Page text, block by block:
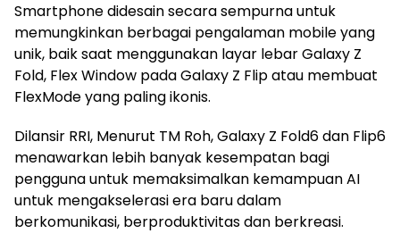
Smartphone didesain secara sempurna untuk
memungkinkan berbagai pengalaman mobile yang
unik, baik saat menggunakan layar lebar Galaxy Z
Fold, Flex Window pada Galaxy Z Flip atau membuat
FlexMode yang paling ikonis.
Dilansir RRI, Menurut TM Roh, Galaxy Z Fold6 dan Flip6
menawarkan lebih banyak kesempatan bagi
pengguna untuk memaksimalkan kemampuan AI
untuk mengakselerasi era baru dalam
berkomunikasi, berproduktivitas dan berkreasi.